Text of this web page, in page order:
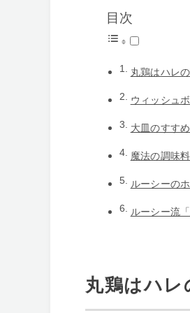
目次
丸鶏はハレ
ウィッシュ
大皿のすすめ
魔法の調味
ルーシーの
ルーシー流
丸鶏はハレ